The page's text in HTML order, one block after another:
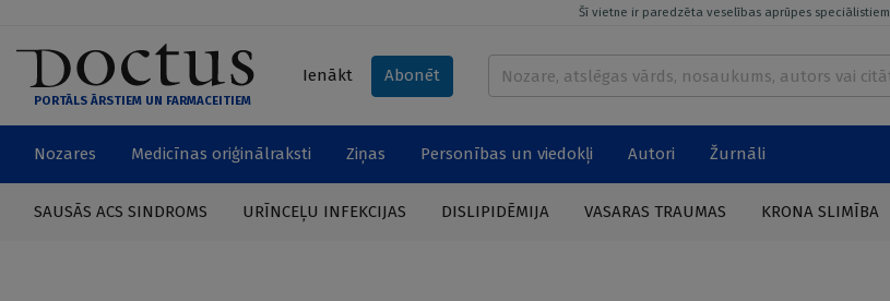
Šī vietne ir paredzēta veselības aprūpes speciālistiem
PORTĀLS ĀRSTIEM UN FARMACEITIEM
Ienākt Abonēt
Nozares Medicīnas oriģinālraksti Ziņas Personības un viedokļi Autori Žurnāli
SAUSĀS ACS SINDROMS URĪNCEĻU INFEKCIJAS DISLIPIDĒMIJA VASARAS TRAUMAS KRONA SLIMĪBA